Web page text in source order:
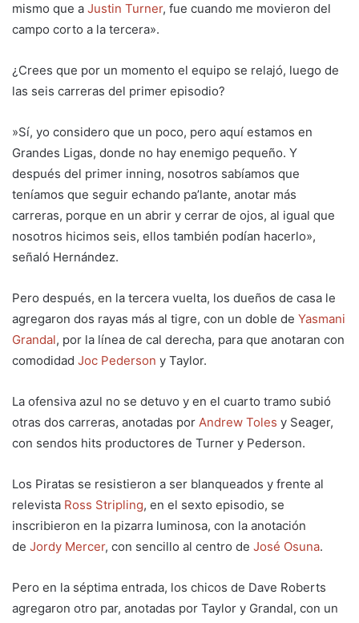
mismo que a Justin Turner, fue cuando me movieron del
campo corto a la tercera».
¿Crees que por un momento el equipo se relajó, luego de
las seis carreras del primer episodio?
»Sí, yo considero que un poco, pero aquí estamos en
Grandes Ligas, donde no hay enemigo pequeño. Y
después del primer inning, nosotros sabíamos que
teníamos que seguir echando pa’lante, anotar más
carreras, porque en un abrir y cerrar de ojos, al igual que
nosotros hicimos seis, ellos también podían hacerlo»,
señaló Hernández.
Pero después, en la tercera vuelta, los dueños de casa le
agregaron dos rayas más al tigre, con un doble de Yasmani
Grandal, por la línea de cal derecha, para que anotaran con
comodidad Joc Pederson y Taylor.
La ofensiva azul no se detuvo y en el cuarto tramo subió
otras dos carreras, anotadas por Andrew Toles y Seager,
con sendos hits productores de Turner y Pederson.
Los Piratas se resistieron a ser blanqueados y frente al
relevista Ross Stripling, en el sexto episodio, se
inscribieron en la pizarra luminosa, con la anotación
de Jordy Mercer, con sencillo al centro de José Osuna.
Pero en la séptima entrada, los chicos de Dave Roberts
agregaron otro par, anotadas por Taylor y Grandal, con un